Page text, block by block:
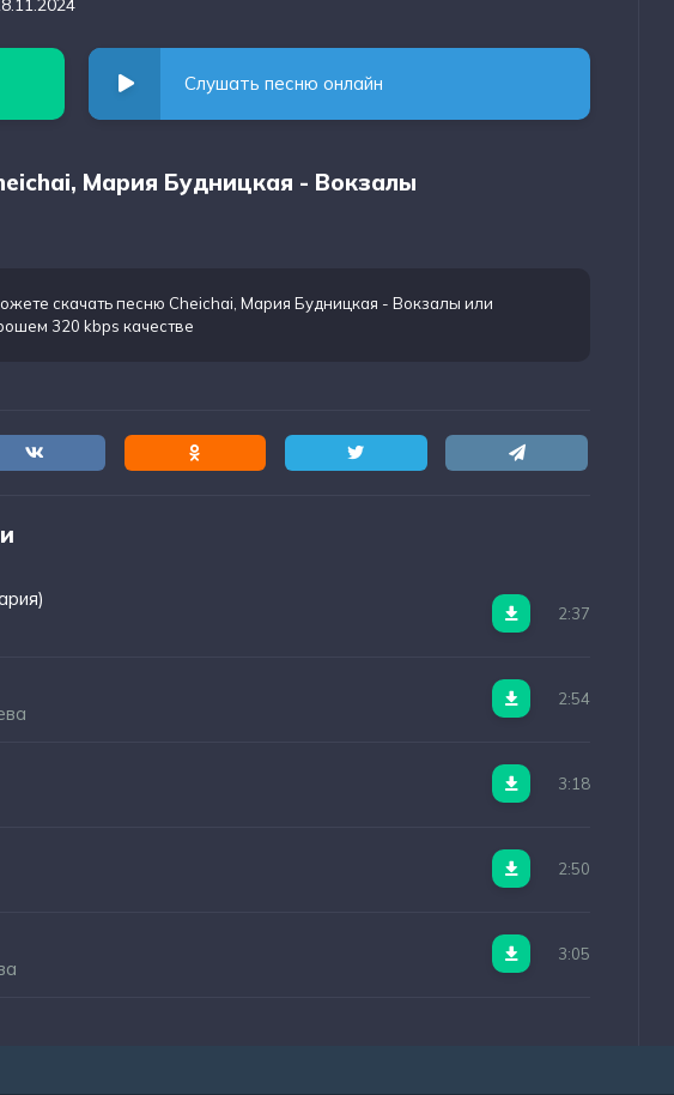
Слушать песню онлайн
Мария Будницкая - Вокзалы
скачать песню Cheichai, Мария Будницкая - Вокзалы или
320 kbps качестве
2:37
2:54
3:18
2:50
3:05